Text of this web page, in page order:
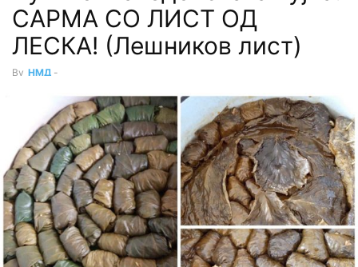
САРМА СО ЛИСТ ОД
ЛЕСКА! (Лешников лист)
By НМД -